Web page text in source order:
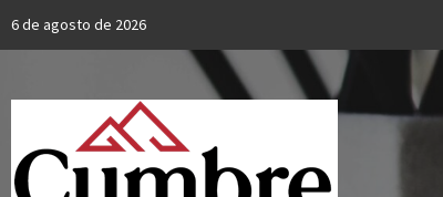
6 de agosto de 2026